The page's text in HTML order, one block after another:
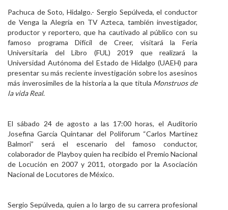
Alumni
Visitantes
Pachuca de Soto, Hidalgo.- Sergio Sepúlveda, el conductor
de Venga la Alegría en TV Azteca, también investigador,
productor y reportero, que ha cautivado al público con su
famoso programa Difícil de Creer, visitará la Feria
Universitaria del Libro (FUL) 2019 que realizará la
Universidad Autónoma del Estado de Hidalgo (UAEH) para
presentar su más reciente investigación sobre los asesinos
más inverosímiles de la historia a la que titula Monstruos de
la vida Real.
El sábado 24 de agosto a las 17:00 horas, el Auditorio
Josefina García Quintanar del Poliforum “Carlos Martínez
Balmori” será el escenario del famoso conductor,
colaborador de Playboy quien ha recibido el Premio Nacional
de Locución en 2007 y 2011, otorgado por la Asociación
Nacional de Locutores de México.
Sergio Sepúlveda, quien a lo largo de su carrera profesional